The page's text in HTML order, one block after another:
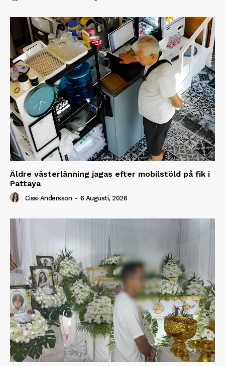
Äldre västerlänning jagas efter mobilstöld på fik i
Pattaya
Cissi Andersson - 6 Augusti, 2026